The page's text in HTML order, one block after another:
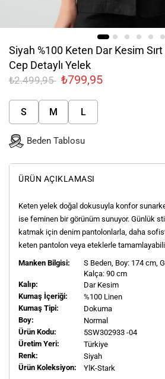
Siyah %100 Keten Dar Kesim
Cep Detaylı Yelek
₺2.499,95 ₺799,95
S M L
Beden Tablosu
ÜRÜN AÇIKLAMASI
Keten yelek doğal dokusuyla konfor
ise feminen bir görünüm sunuyor. Günlük
katmak için denim pantolonlarla, daha
keten pantolon veya eteklerle
Manken Bilgisi:
S Beden, Boy: 174 cm,
Kalça: 90 cm
Kalıp:
Dar Kesim
Kumaş İçeriği:
%100 Linen
Kumaş Tipi:
Dokuma
Boy:
Normal
Ürün Kodu:
5SW302933 -04
Üretim Yeri:
Türkiye
Renk:
Siyah
Ürün Koleksiyon:
YlK-Stark